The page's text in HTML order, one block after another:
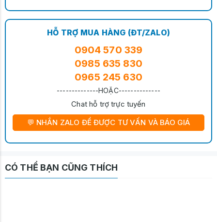
HỖ TRỢ MUA HÀNG (ĐT/ZALO)
0904 570 339
0985 635 830
0965 245 630
--------------HOẶC--------------
Chat hỗ trợ trực tuyến
💬 NHẮN ZALO ĐỂ ĐƯỢC TƯ VẤN VÀ BÁO GIÁ
CÓ THỂ BẠN CŨNG THÍCH